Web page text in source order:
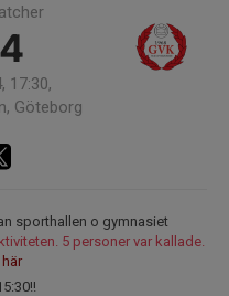
17:30,
Göteborg
sporthallen o gymnasiet
5 personer var kallade.